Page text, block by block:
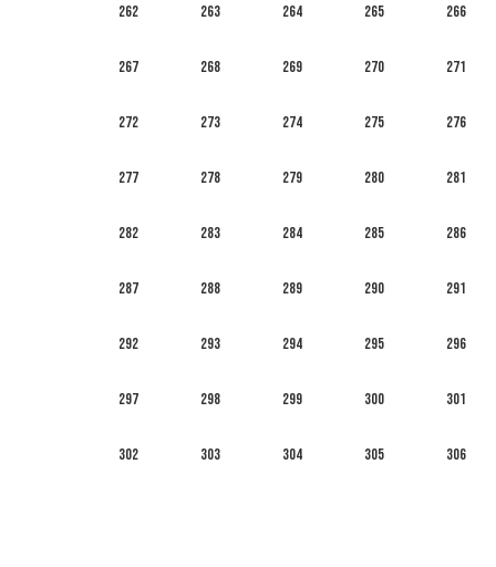
262 263 264 265 266
267 268 269 270 271
272 273 274 275 276
277 278 279 280 281
282 283 284 285 286
287 288 289 290 291
292 293 294 295 296
297 298 299 300 301
302 303 304 305 306